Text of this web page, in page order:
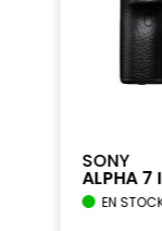
SONY
ALPHA 7
EN